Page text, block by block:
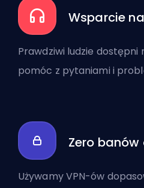
Wsparcie
Prawdziwi ludzie dostępni
pomóc z pytaniami i
Zero banów
Używamy VPN-ów